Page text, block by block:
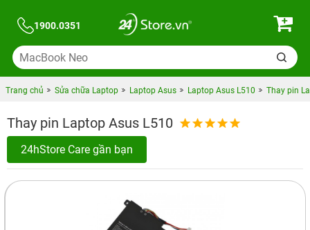
1900.0351
Trang chủ Sửa chữa Laptop Laptop Asus Laptop Asus L510 Thay pin
Thay pin Laptop Asus L510
24hStore Care gần bạn